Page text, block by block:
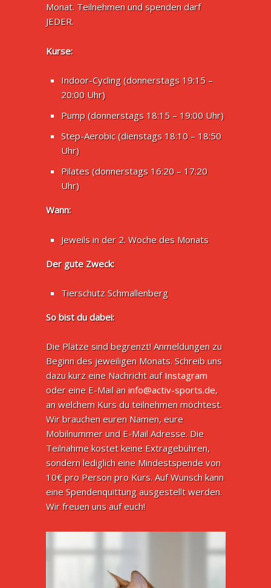
Monat. Teilnehmen und spenden darf
JEDER.
Kurse:
Indoor-Cycling (donnerstags 19:15 –
20:00 Uhr)
Pump (donnerstags 18:15 – 19:00 Uhr)
Step-Aerobic (dienstags 18:10 – 18:50
Uhr)
Pilates (donnerstags 16:20 – 17:20
Uhr)
Wann:
Jeweils in der 2. Woche des Monats
Der gute Zweck:
Tierschutz Schmallenberg
So bist du dabei:
Die Plätze sind begrenzt! Anmeldungen zu
Beginn des jeweiligen Monats. Schreib uns
dazu kurz eine Nachricht aufInstagram
oder eine E-Mail aninfo@activ-sports.de,
an welchem Kurs du teilnehmen möchtest.
Wir brauchen euren Namen, eure
Mobilnummer und E-Mail Adresse. Die
Teilnahme kostet keine Extragebühren,
sondern lediglich eine Mindestspende von
10€ pro Person pro Kurs. Auf Wunsch kann
eine Spendenquittung ausgestellt werden.
Wir freuen uns auf euch!